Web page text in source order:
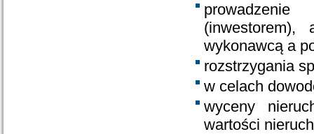
wykonawcą a
rozstrzygania
w celach
wyceny
wartości